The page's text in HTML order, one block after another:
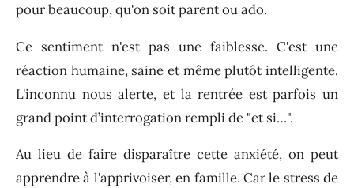
pour beaucoup, qu'on soit parent ou ado.
Ce sentiment n'est pas une faiblesse. C'est une
réaction humaine, saine et même plutôt intelligente.
L'inconnu nous alerte, et la rentrée est parfois un
grand point d’interrogation rempli de "et si…".
Au lieu de faire disparaître cette anxiété, on peut
apprendre à l'apprivoiser, en famille. Car le stress de